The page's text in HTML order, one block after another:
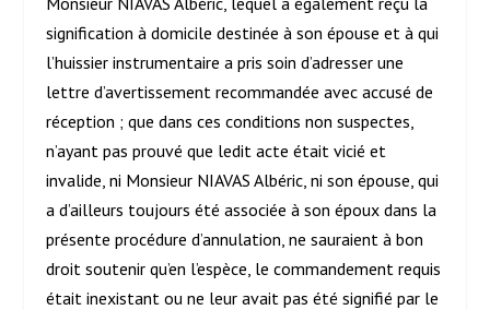
signification à domicile destinée à son épouse et à qui
l’huissier instrumentaire a pris soin d’adresser une
lettre d’avertissement recommandée avec accusé de
réception ; que dans ces conditions non suspectes,
n’ayant pas prouvé que ledit acte était vicié et
invalide, ni Monsieur NIAVAS Albéric, ni son épouse, qui
a d’ailleurs toujours été associée à son époux dans la
présente procédure d’annulation, ne sauraient à bon
droit soutenir qu’en l’espèce, le commandement requis
était inexistant ou ne leur avait pas été signifié par le